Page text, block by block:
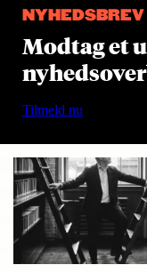
NYHEDSBREV
Modtag et
Tilmeld nu